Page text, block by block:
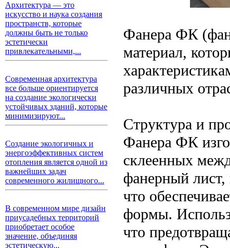
Архитектура — это
искусство и наука создания
пространств, которые
должны быть не только
эстетически
привлекательными,...
Современная архитектура
все больше ориентируется
на создание экологически
устойчивых зданий, которые
минимизируют...
Создание экологичных и
энергоэффективных систем
отопления является одной из
важнейших задач
современного жилищного...
В современном мире дизайн
приусадебных территорий
приобретает особое
значение, объединяя
эстетическую...
Фанера ФК
материал,
различных
Структура и
Фанера ФК
склеенных
фанерный лист,
что
формы.
что